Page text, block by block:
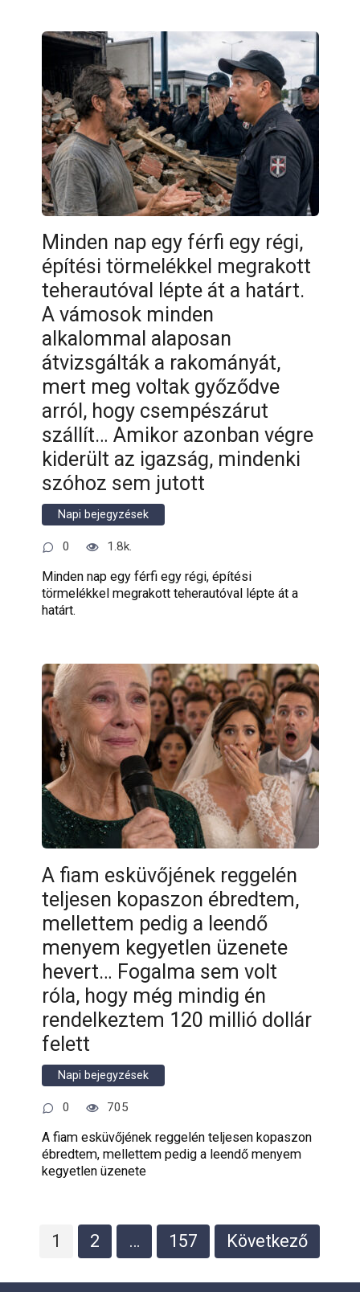
Minden nap egy férfi egy régi,
építési törmelékkel megrakott
teherautóval lépte át a határt.
A vámosok minden
alkalommal alaposan
átvizsgálták a rakományát,
mert meg voltak győződve
arról, hogy csempészárut
szállít… Amikor azonban végre
kiderült az igazság, mindenki
szóhoz sem jutott
Napi bejegyzések
0 1.8k.
Minden nap egy férfi egy régi, építési
törmelékkel megrakott teherautóval lépte át a
határt.
A fiam esküvőjének reggelén
teljesen kopaszon ébredtem,
mellettem pedig a leendő
menyem kegyetlen üzenete
hevert… Fogalma sem volt
róla, hogy még mindig én
rendelkeztem 120 millió dollár
felett
Napi bejegyzések
0 705
A fiam esküvőjének reggelén teljesen kopaszon
ébredtem, mellettem pedig a leendő menyem
kegyetlen üzenete
Bejegyzések
lapozása
1 2 … 157 Következő